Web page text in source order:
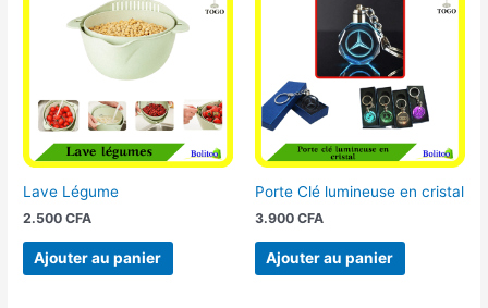
Lave Légume
2.500CFA
Ajouter au panier
Porte Clé lumineuse en cristal
3.900 CFA
Ajouter au panier